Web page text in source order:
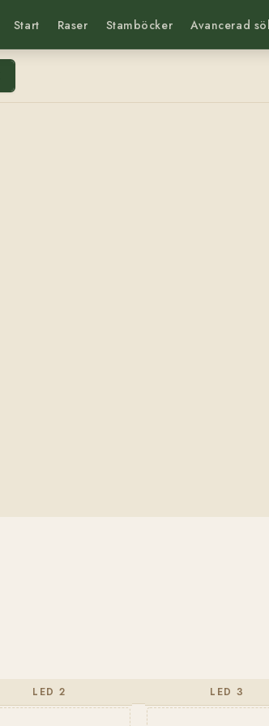
Start Raser Stamböcker Avancerad
LED 2 LED 3